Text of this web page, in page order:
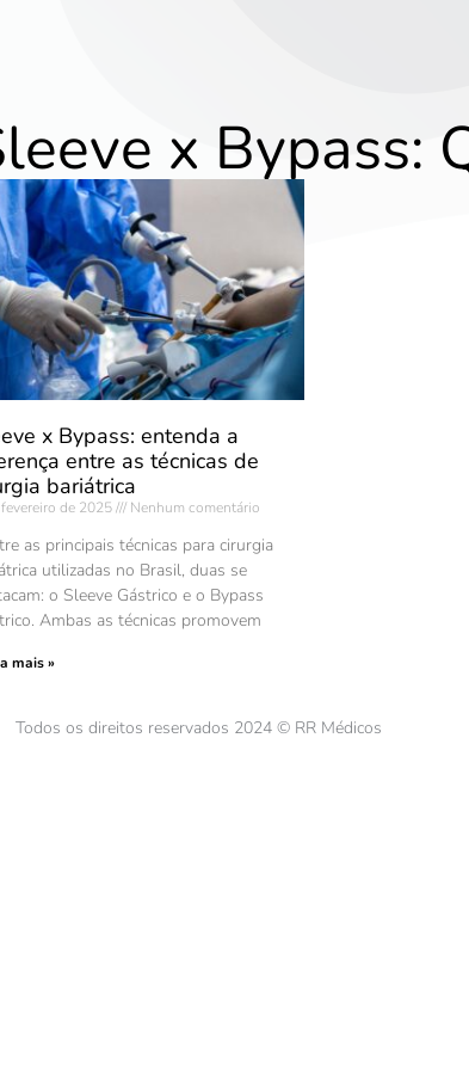
x Bypass:
x Bypass: entenda a
entre as técnicas de
bariátrica
de 2025 Nenhum comentário
as principais técnicas para cirurgia
utilizadas no Brasil, duas se
o Sleeve Gástrico e o Bypass
Ambas as técnicas promovem
mais »
Todos os direitos reservados 2024 © RR Médicos